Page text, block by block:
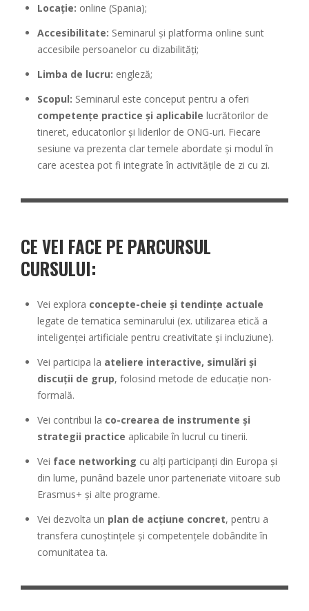
Locație: online (Spania);
Accesibilitate: Seminarul și platforma online sunt
accesibile persoanelor cu dizabilități;
Limba de lucru: engleză;
Scopul: Seminarul este conceput pentru a oferi
competențe practice și aplicabile lucrătorilor de
tineret, educatorilor și liderilor de ONG-uri. Fiecare
sesiune va prezenta clar temele abordate și modul în
care acestea pot fi integrate în activitățile de zi cu zi.
CE VEI FACE PE PARCURSUL
CURSULUI:
Vei explora concepte-cheie și tendințe actuale
legate de tematica seminarului (ex. utilizarea etică a
inteligenței artificiale pentru creativitate și incluziune).
Vei participa la ateliere interactive, simulări și
discuții de grup, folosind metode de educație non-
formală.
Vei contribui la co-crearea de instrumente și
strategii practice aplicabile în lucrul cu tinerii.
Vei face networking cu alți participanți din Europa și
din lume, punând bazele unor parteneriate viitoare sub
Erasmus+ și alte programe.
Vei dezvolta un plan de acțiune concret, pentru a
transfera cunoștințele și competențele dobândite în
comunitatea ta.